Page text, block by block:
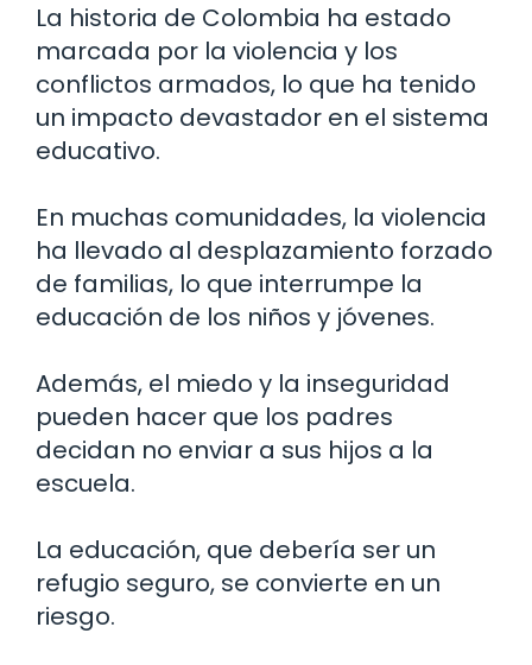
La historia de Colombia ha estado
marcada por la violencia y los
conflictos armados, lo que ha tenido
un impacto devastador en el sistema
educativo.
En muchas comunidades, la violencia
ha llevado al desplazamiento forzado
de familias, lo que interrumpe la
educación de los niños y jóvenes.
Además, el miedo y la inseguridad
pueden hacer que los padres
decidan no enviar a sus hijos a la
escuela.
La educación, que debería ser un
refugio seguro, se convierte en un
riesgo.